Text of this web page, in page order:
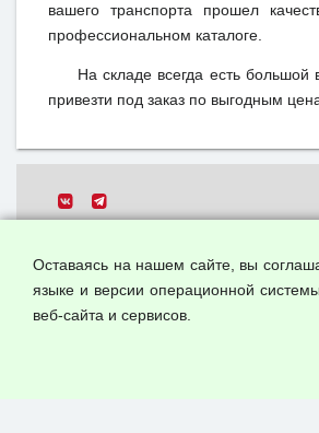
вашего транспорта прошел
профессиональном каталоге.
На складе всегда есть
привезти под заказ по выгодным
Все права защищены.
Оставаясь на нашем сайте, вы
языке и версии операционной
веб-сайта и сервисов.